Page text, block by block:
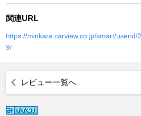
関連URL
https://minkara.carview.co.jp/smart/userid/
9/
レビュー一覧へ